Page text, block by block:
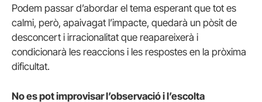
Podem passar d’abordar el tema esperant que tot es
calmi, però, apaivagat l’impacte, quedarà un pòsit de
desconcert i irracionalitat que reapareixerà i
condicionarà les reaccions i les respostes en la pròxima
dificultat.
No es pot improvisar l’observació i l’escolta